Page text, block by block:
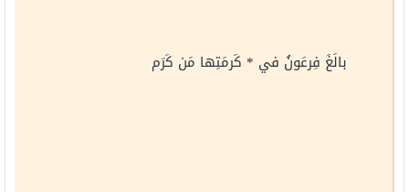
بالَغَ فِرعَونُ في * كَرمَتِها مَن كَرَم